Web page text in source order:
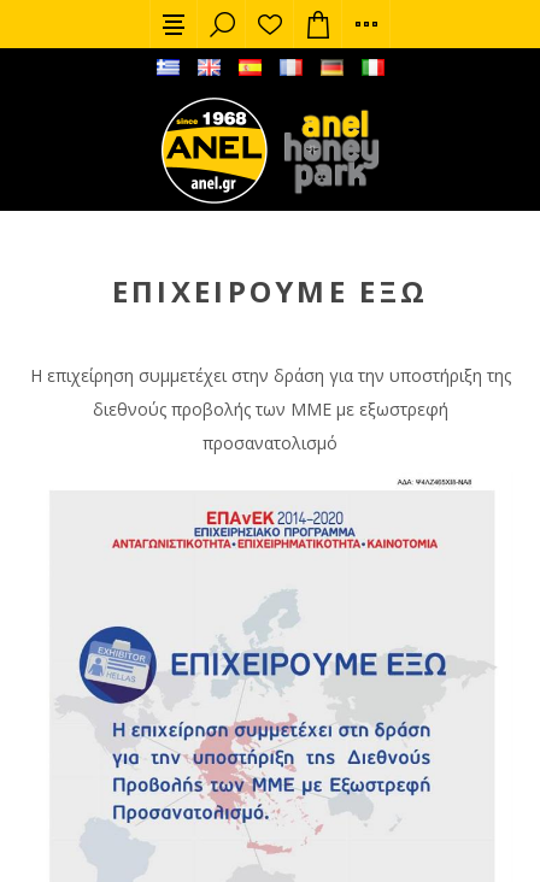
ΕΠΙΧΕΙΡΟΎΜΕ ΈΞΩ
Η επιχείρηση συμμετέχει στην δράση για την υποστήριξη της
διεθνούς προβολής των ΜΜΕ με εξωστρεφή
προσανατολισμό